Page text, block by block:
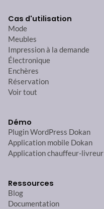
Cas d'utilisation
Mode
Meubles
Impression à la demande
Électronique
Enchères
Réservation
Voir tout
Démo
Plugin WordPress Dokan
Application mobile Dokan
Application chauffeur-livreur
Ressources
Blog
Documentation